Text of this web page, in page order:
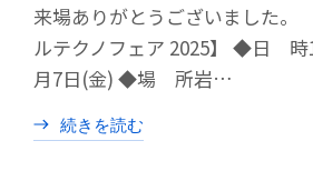
来場ありがとうございました。
ルテクノフェア 2025】 ◆日 時
月7日(金) ◆場 所岩…
続きを読む